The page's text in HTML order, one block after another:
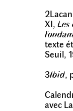
2
XI,
texte
Seuil,
3Ibid,
avec